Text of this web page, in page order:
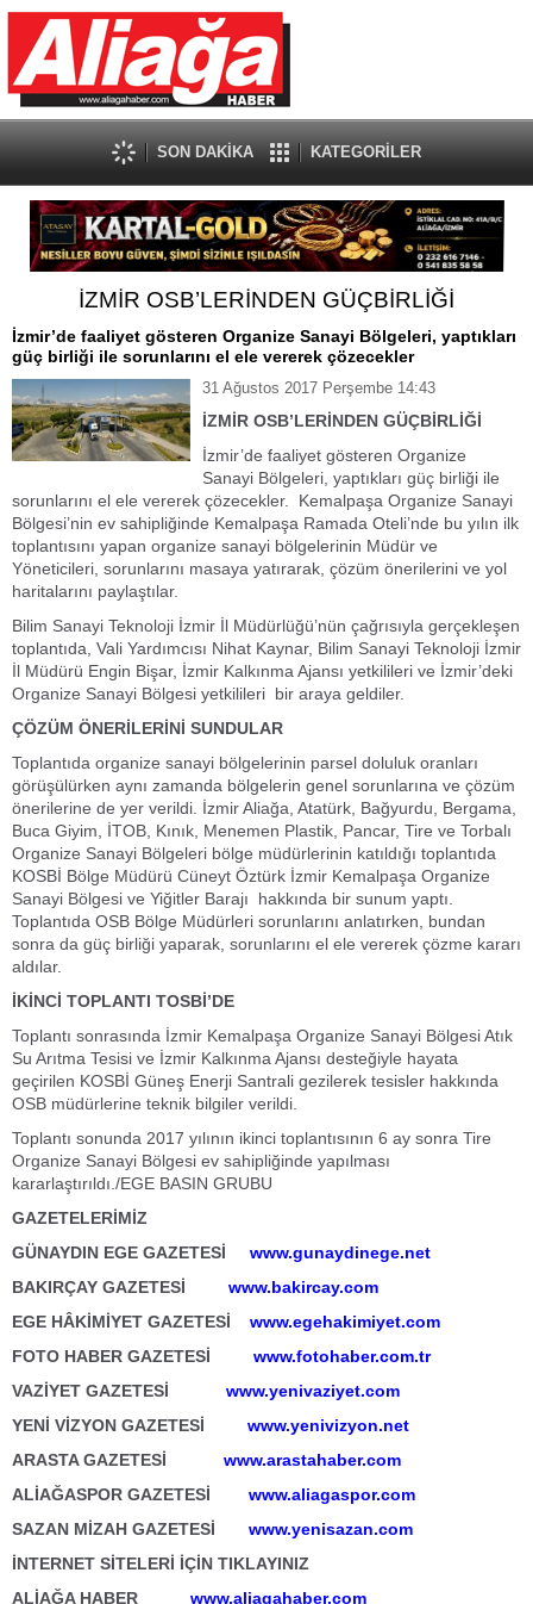
SON DAKİKA KATEGORİLER
İZMİR OSB’LERİNDEN GÜÇBİRLİĞİ
İzmir’de faaliyet gösteren Organize Sanayi Bölgeleri, yaptıkları
güç birliği ile sorunlarını el ele vererek çözecekler
31 Ağustos 2017 Perşembe 14:43
İZMİR OSB’LERİNDEN GÜÇBİRLİĞİ
İzmir’de faaliyet gösteren Organize
Sanayi Bölgeleri, yaptıkları güç birliği ile
sorunlarını el ele vererek çözecekler. Kemalpaşa Organize Sanayi
Bölgesi’nin ev sahipliğinde Kemalpaşa Ramada Oteli’nde bu yılın ilk
toplantısını yapan organize sanayi bölgelerinin Müdür ve
Yöneticileri, sorunlarını masaya yatırarak, çözüm önerilerini ve yol
haritalarını paylaştılar.
Bilim Sanayi Teknoloji İzmir İl Müdürlüğü’nün çağrısıyla gerçekleşen
toplantıda, Vali Yardımcısı Nihat Kaynar, Bilim Sanayi Teknoloji İzmir
İl Müdürü Engin Bişar, İzmir Kalkınma Ajansı yetkilileri ve İzmir’deki
Organize Sanayi Bölgesi yetkilileri bir araya geldiler.
ÇÖZÜM ÖNERİLERİNİ SUNDULAR
Toplantıda organize sanayi bölgelerinin parsel doluluk oranları
görüşülürken aynı zamanda bölgelerin genel sorunlarına ve çözüm
önerilerine de yer verildi. İzmir Aliağa, Atatürk, Bağyurdu, Bergama,
Buca Giyim, İTOB, Kınık, Menemen Plastik, Pancar, Tire ve Torbalı
Organize Sanayi Bölgeleri bölge müdürlerinin katıldığı toplantıda
KOSBİ Bölge Müdürü Cüneyt Öztürk İzmir Kemalpaşa Organize
Sanayi Bölgesi ve Yiğitler Barajı hakkında bir sunum yaptı.
Toplantıda OSB Bölge Müdürleri sorunlarını anlatırken, bundan
sonra da güç birliği yaparak, sorunlarını el ele vererek çözme kararı
aldılar.
İKİNCİ TOPLANTI TOSBİ’DE
Toplantı sonrasında İzmir Kemalpaşa Organize Sanayi Bölgesi Atık
Su Arıtma Tesisi ve İzmir Kalkınma Ajansı desteğiyle hayata
geçirilen KOSBİ Güneş Enerji Santrali gezilerek tesisler hakkında
OSB müdürlerine teknik bilgiler verildi.
Toplantı sonunda 2017 yılının ikinci toplantısının 6 ay sonra Tire
Organize Sanayi Bölgesi ev sahipliğinde yapılması
kararlaştırıldı./EGE BASIN GRUBU
GAZETELERİMİZ
GÜNAYDIN EGE GAZETESİ
www.gunaydinege.net
BAKIRÇAY GAZETESİ www.bakircay.com
EGE HÂKİMİYET GAZETESİ
www.egehakimiyet.com
FOTO HABER GAZETESİ
www.fotohaber.com.tr
VAZİYET GAZETESİ www.yenivaziyet.com
YENİ VİZYON GAZETESİ
www.yenivizyon.net
ARASTA GAZETESİ www.arastahaber.com
ALİAĞASPOR GAZETESİ
www.aliagaspor.com
SAZAN MİZAH GAZETESİ
www.yenisazan.com
İNTERNET SİTELERİ İÇİN TIKLAYINIZ
ALİAĞA HABER www.aliagahaber.com